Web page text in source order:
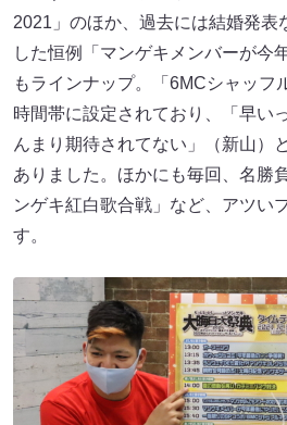
2021」のほか、過去には結婚発表
した恒例「マンゲキメンバーが今
もラインナップ。「6MCシャッフ
時間帯に設定されており、「早い
んまり期待されてない」（新山）
ありました。ほかにも毎回、名勝
ンゲキ紅白歌合戦」など、アツい
す。